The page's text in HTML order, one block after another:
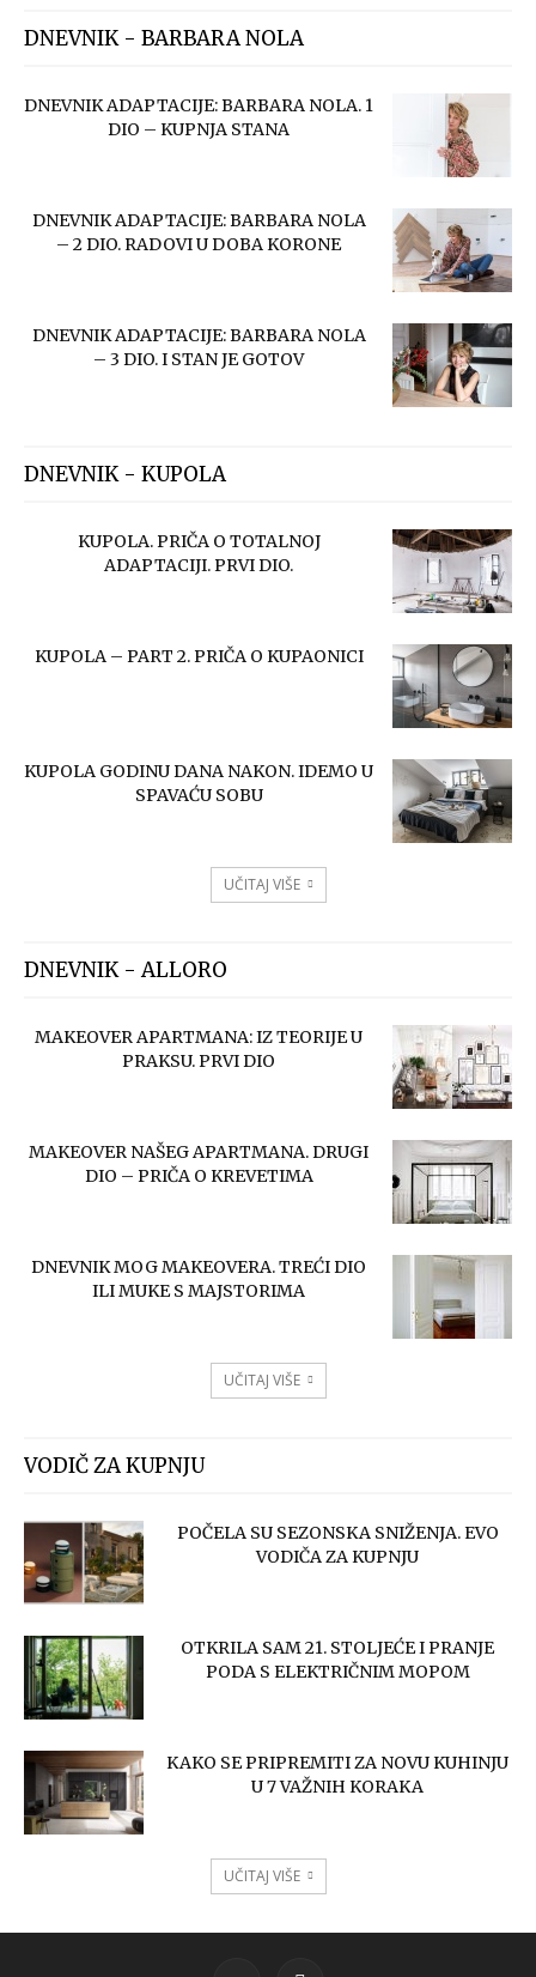
DNEVNIK - BARBARA NOLA
DNEVNIK ADAPTACIJE: BARBARA NOLA. 1
DIO – KUPNJA STANA
DNEVNIK ADAPTACIJE: BARBARA NOLA
– 2 DIO. RADOVI U DOBA KORONE
DNEVNIK ADAPTACIJE: BARBARA NOLA
– 3 DIO. I STAN JE GOTOV
DNEVNIK - KUPOLA
KUPOLA. PRIČA O TOTALNOJ
ADAPTACIJI. PRVI DIO.
KUPOLA – PART 2. PRIČA O KUPAONICI
KUPOLA GODINU DANA NAKON. IDEMO U
SPAVAĆU SOBU
UČITAJ VIŠE
DNEVNIK - ALLORO
MAKEOVER APARTMANA: IZ TEORIJE U
PRAKSU. PRVI DIO
MAKEOVER NAŠEG APARTMANA. DRUGI
DIO – PRIČA O KREVETIMA
DNEVNIK MOG MAKEOVERA. TREĆI DIO
ILI MUKE S MAJSTORIMA
UČITAJ VIŠE
VODIČ ZA KUPNJU
POČELA SU SEZONSKA SNIŽENJA. EVO
VODIČA ZA KUPNJU
OTKRILA SAM 21. STOLJEĆE I PRANJE
PODA S ELEKTRIČNIM MOPOM
KAKO SE PRIPREMITI ZA NOVU KUHINJU
U 7 VAŽNIH KORAKA
UČITAJ VIŠE